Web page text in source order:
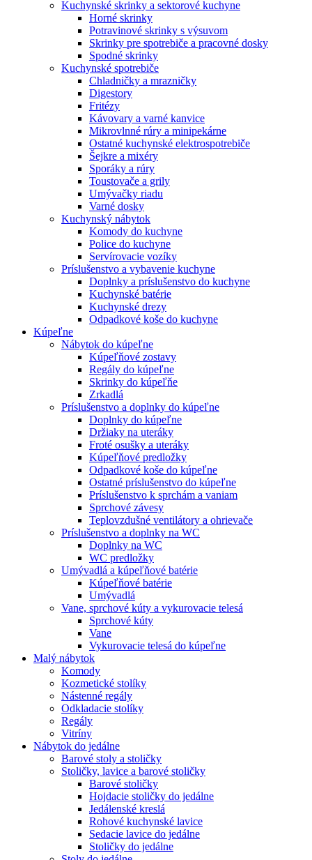
Kuchynské skrinky a sektorové kuchyne
Horné skrinky
Potravinové skrinky s výsuvom
Skrinky pre spotrebiče a pracovné dosky
Spodné skrinky
Kuchynské spotrebiče
Chladničky a mrazničky
Digestory
Fritézy
Kávovary a varné kanvice
Mikrovlnné rúry a minipekárne
Ostatné kuchynské elektrospotrebiče
Šejkre a mixéry
Sporáky a rúry
Toustovače a grily
Umývačky riadu
Varné dosky
Kuchynský nábytok
Komody do kuchyne
Police do kuchyne
Servírovacie vozíky
Príslušenstvo a vybavenie kuchyne
Doplnky a príslušenstvo do kuchyne
Kuchynské batérie
Kuchynské drezy
Odpadkové koše do kuchyne
Kúpeľne
Nábytok do kúpeľne
Kúpeľňové zostavy
Regály do kúpeľne
Skrinky do kúpeľňe
Zrkadlá
Príslušenstvo a doplnky do kúpeľne
Doplnky do kúpeľne
Držiaky na uteráky
Froté osušky a uteráky
Kúpeľňové predložky
Odpadkové koše do kúpeľne
Ostatné príslušenstvo do kúpeľne
Príslušenstvo k sprchám a vaniam
Sprchové závesy
Teplovzdušné ventilátory a ohrievače
Príslušenstvo a doplnky na WC
Doplnky na WC
WC predložky
Umývadlá a kúpeľňové batérie
Kúpeľňové batérie
Umývadlá
Vane, sprchové kúty a vykurovacie telesá
Sprchové kúty
Vane
Vykurovacie telesá do kúpeľne
Malý nábytok
Komody
Kozmetické stolíky
Nástenné regály
Odkladacie stolíky
Regály
Vitríny
Nábytok do jedálne
Barové stoly a stoličky
Stoličky, lavice a barové stoličky
Barové stoličky
Hojdacie stoličky do jedálne
Jedálenské kreslá
Rohové kuchynské lavice
Sedacie lavice do jedálne
Stoličky do jedálne